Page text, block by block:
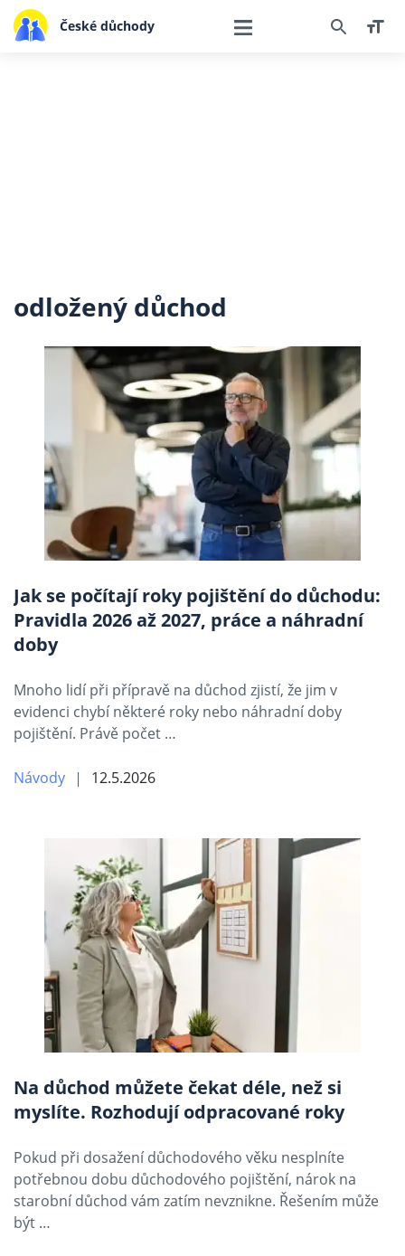
České důchody
odložený důchod
Jak se počítají roky pojištění do důchodu:
Pravidla 2026 až 2027, práce a náhradní
doby
Mnoho lidí při přípravě na důchod zjistí, že jim v
evidenci chybí některé roky nebo náhradní doby
pojištění. Právě počet …
Návody 12.5.2026
Na důchod můžete čekat déle, než si
myslíte. Rozhodují odpracované roky
Pokud při dosažení důchodového věku nesplníte
potřebnou dobu důchodového pojištění, nárok na
starobní důchod vám zatím nevznikne. Řešením může
být …